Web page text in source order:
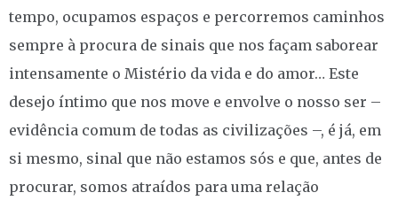
tempo, ocupamos espaços e percorremos caminhos
sempre à procura de sinais que nos façam saborear
intensamente o Mistério da vida e do amor… Este
desejo íntimo que nos move e envolve o nosso ser –
evidência comum de todas as civilizações –, é já, em
si mesmo, sinal que não estamos sós e que, antes de
procurar, somos atraídos para uma relação